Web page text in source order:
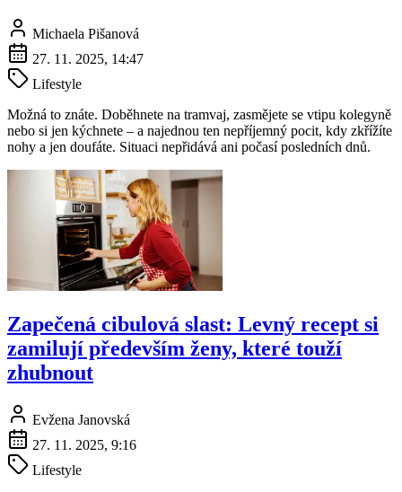
Michaela Pišanová
27. 11. 2025, 14:47
Lifestyle
Možná to znáte. Doběhnete na tramvaj, zasmějete se vtipu kolegyně
nebo si jen kýchnete – a najednou ten nepříjemný pocit, kdy zkřížíte
nohy a jen doufáte. Situaci nepřidává ani počasí posledních dnů.
Zapečená cibulová slast: Levný recept si
zamilují především ženy, které touží
zhubnout
Evžena Janovská
27. 11. 2025, 9:16
Lifestyle